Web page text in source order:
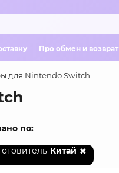
Про обмен и возврат
для Nintendo Switch
по:
Китай